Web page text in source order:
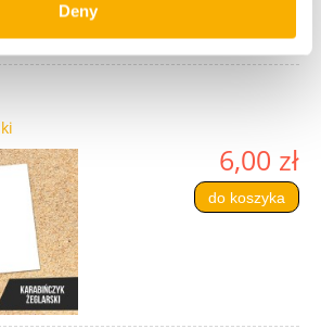
Deny
6,00 zł
do koszyka